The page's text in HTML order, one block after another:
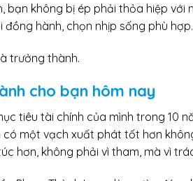
bạn không bị ép phải thỏa hiệp với
hành, chọn nhịp sống phù hợp.
trưởng thành.
cho bạn hôm nay
tiêu tài chính của mình trong 10
một vạch xuất phát tốt hơn
hơn, không phải vì tham, mà vì